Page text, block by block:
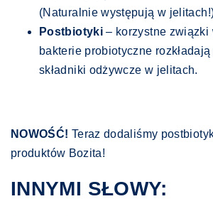
(Naturalnie występują w
Postbiotyki– korzystne związki
bakterie probiotyczne
składniki odżywcze w jelitach.
NOWOŚĆ! Teraz dodaliśmy
produktów Bozita!
INNYMI SŁOWY: